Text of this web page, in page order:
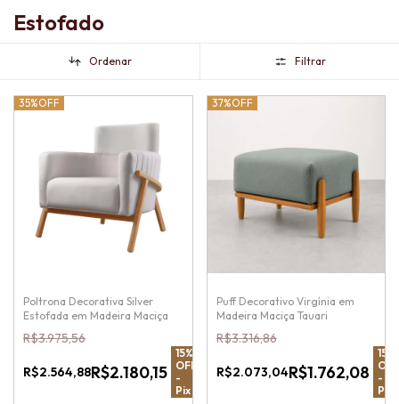
Estofado
Ordenar Filtrar
35%OFF
Poltrona Decorativa Silver
Estofada em Madeira Maciça
R$3.975,56
R$2.564,88R$2.180,15
15%
OFF
-
Pix
37%OFF
Puff Decorativo Virgínia em
Madeira Maciça Tauari
R$3.316,86
R$2.073,04R$1.762,08
15
OFF
-
Pix